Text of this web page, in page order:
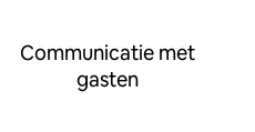
Communicatie met
gasten